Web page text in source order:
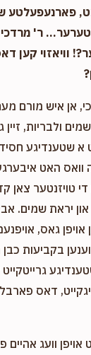
Devoiry Rapaport
פארנעפעלטע
ר'
וויאזוי קען דאס
אן איש מורם
ולבריות, זיין
א שטענדיגע
האט
די טויזנטער צאן
און יראת שמים.
אויפן גאס,
בקביעות
דאס
וועג